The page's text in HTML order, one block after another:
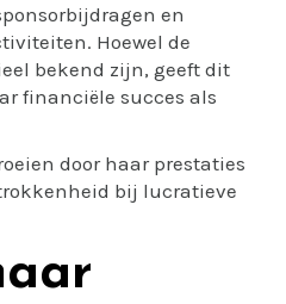
en
Hoewel de
bekend zijn, geeft dit
financiële succes als
door haar prestaties
bij lucratieve